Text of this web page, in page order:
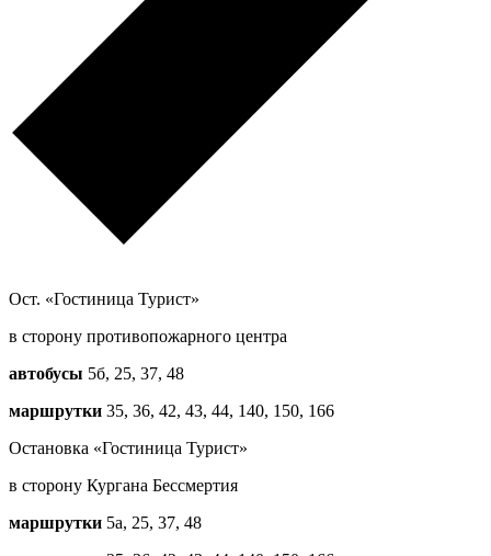
Ост. «Гостиница Турист»
в сторону противопожарного центра
автобусы 5б, 25, 37, 48
маршрутки 35, 36, 42, 43, 44, 140, 150, 166
Остановка «Гостиница Турист»
в сторону Кургана Бессмертия
маршрутки 5a, 25, 37, 48